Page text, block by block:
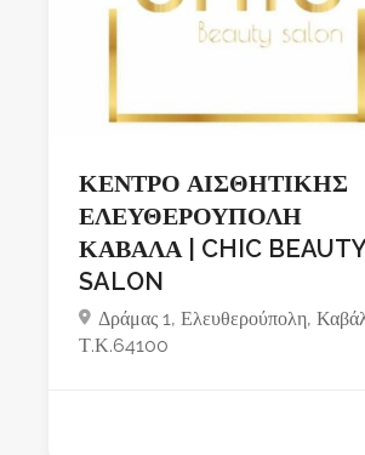
ΚΕΝΤΡΟ ΑΙΣΘΗΤΙΚΗΣ
ΕΛΕΥΘΕΡΟΥΠΟΛΗ
ΚΑΒΑΛΑ | CHIC BEAUTY
SALON
Δράμας 1, Ελευθερούπολη,
Τ.Κ.64100